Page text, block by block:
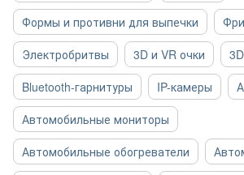
Формы и противни для выпечки
Электробритвы
3D и VR очки
Bluetooth-гарнитуры
IP-камеры
Автомобильные мониторы
Автомобильные обогреватели